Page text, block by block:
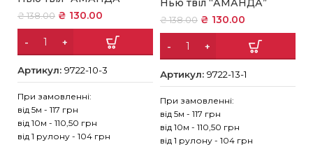
₴138.00 ₴ 130.00
Артикул:9722-10-3
При замовленні:
від 5м - 117 грн
від 10м - 110,50 грн
від 1 рулону - 104 грн
Нью твіл “АМАНДА”
₴138.00 ₴ 130.00
Артикул: 9722-13-1
При замовленні:
від 5м - 117 грн
від 10м - 110,50 грн
від 1 рулону - 104 грн